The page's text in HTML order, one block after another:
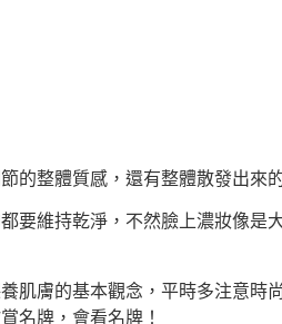
的整體質感，還有整體散發出來
要維持乾淨，不然臉上濃妝像是
肌膚的基本觀念，平時多注意時
名牌，會看名牌！